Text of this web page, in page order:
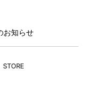
お知らせ
STORE